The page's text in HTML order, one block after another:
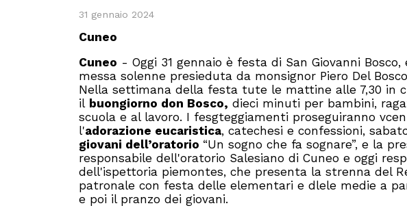
31 gennaio 2024
Cuneo
Cuneo - Oggi 31 gennaio è festa di San Giovanni
messa solenne presieduta da monsignor Piero Del
Nella settimana della festa tute le mattine alle 7,30 in
il buongiorno don Bosco, dieci minuti per bambini,
scuola e al lavoro. I fesgteggiamenti proseguiranno
l'adorazione eucaristica, catechesi e confessioni,
giovani dell’oratorio “Un sogno che fa sognare”, e la
responsabile dell'oratorio Salesiano di Cuneo e oggi
dell'ispettoria piemontes, che presenta la strenna del
patronale con festa delle elementari e dlele medie a
e poi il pranzo dei giovani.